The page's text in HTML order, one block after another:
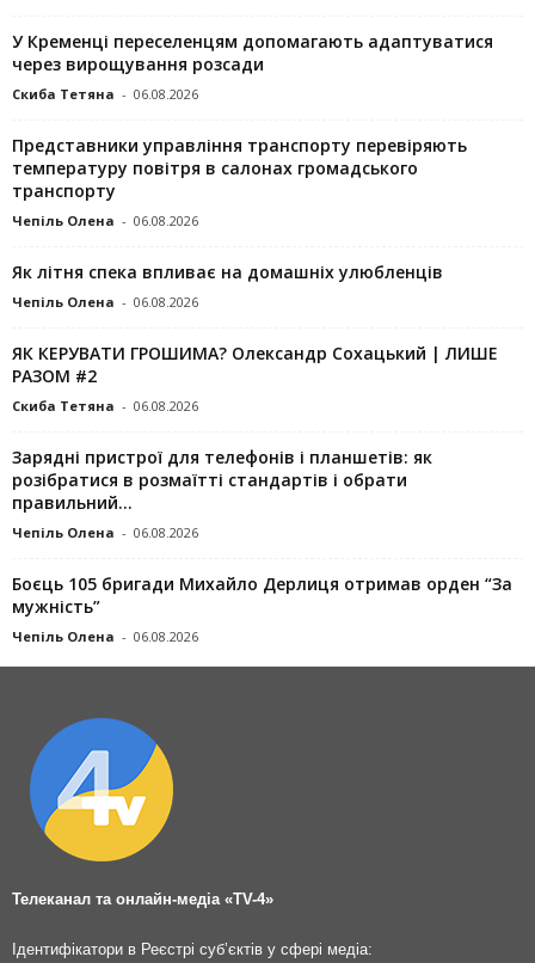
У Кременці переселенцям допомагають адаптуватися
через вирощування розсади
Скиба Тетяна - 06.08.2026
Представники управління транспорту перевіряють
температуру повітря в салонах громадського
транспорту
Чепіль Олена - 06.08.2026
Як літня спека впливає на домашніх улюбленців
Чепіль Олена - 06.08.2026
ЯК КЕРУВАТИ ГРОШИМА? Олександр Сохацький | ЛИШЕ
РАЗОМ #2
Скиба Тетяна - 06.08.2026
Зарядні пристрої для телефонів і планшетів: як
розібратися в розмаїтті стандартів і обрати
правильний...
Чепіль Олена - 06.08.2026
Боєць 105 бригади Михайло Дерлиця отримав орден “За
мужність”
Чепіль Олена - 06.08.2026
Телеканал та онлайн-медіа «TV-4»
Ідентифікатори в Реєстрі суб’єктів у сфері медіа: